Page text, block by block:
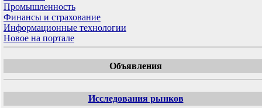
Промышленность
Финансы и страхование
Информационные технологии
Новое на портале
Объявления
Исследования рынков